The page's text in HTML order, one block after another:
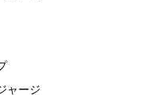
ャージ